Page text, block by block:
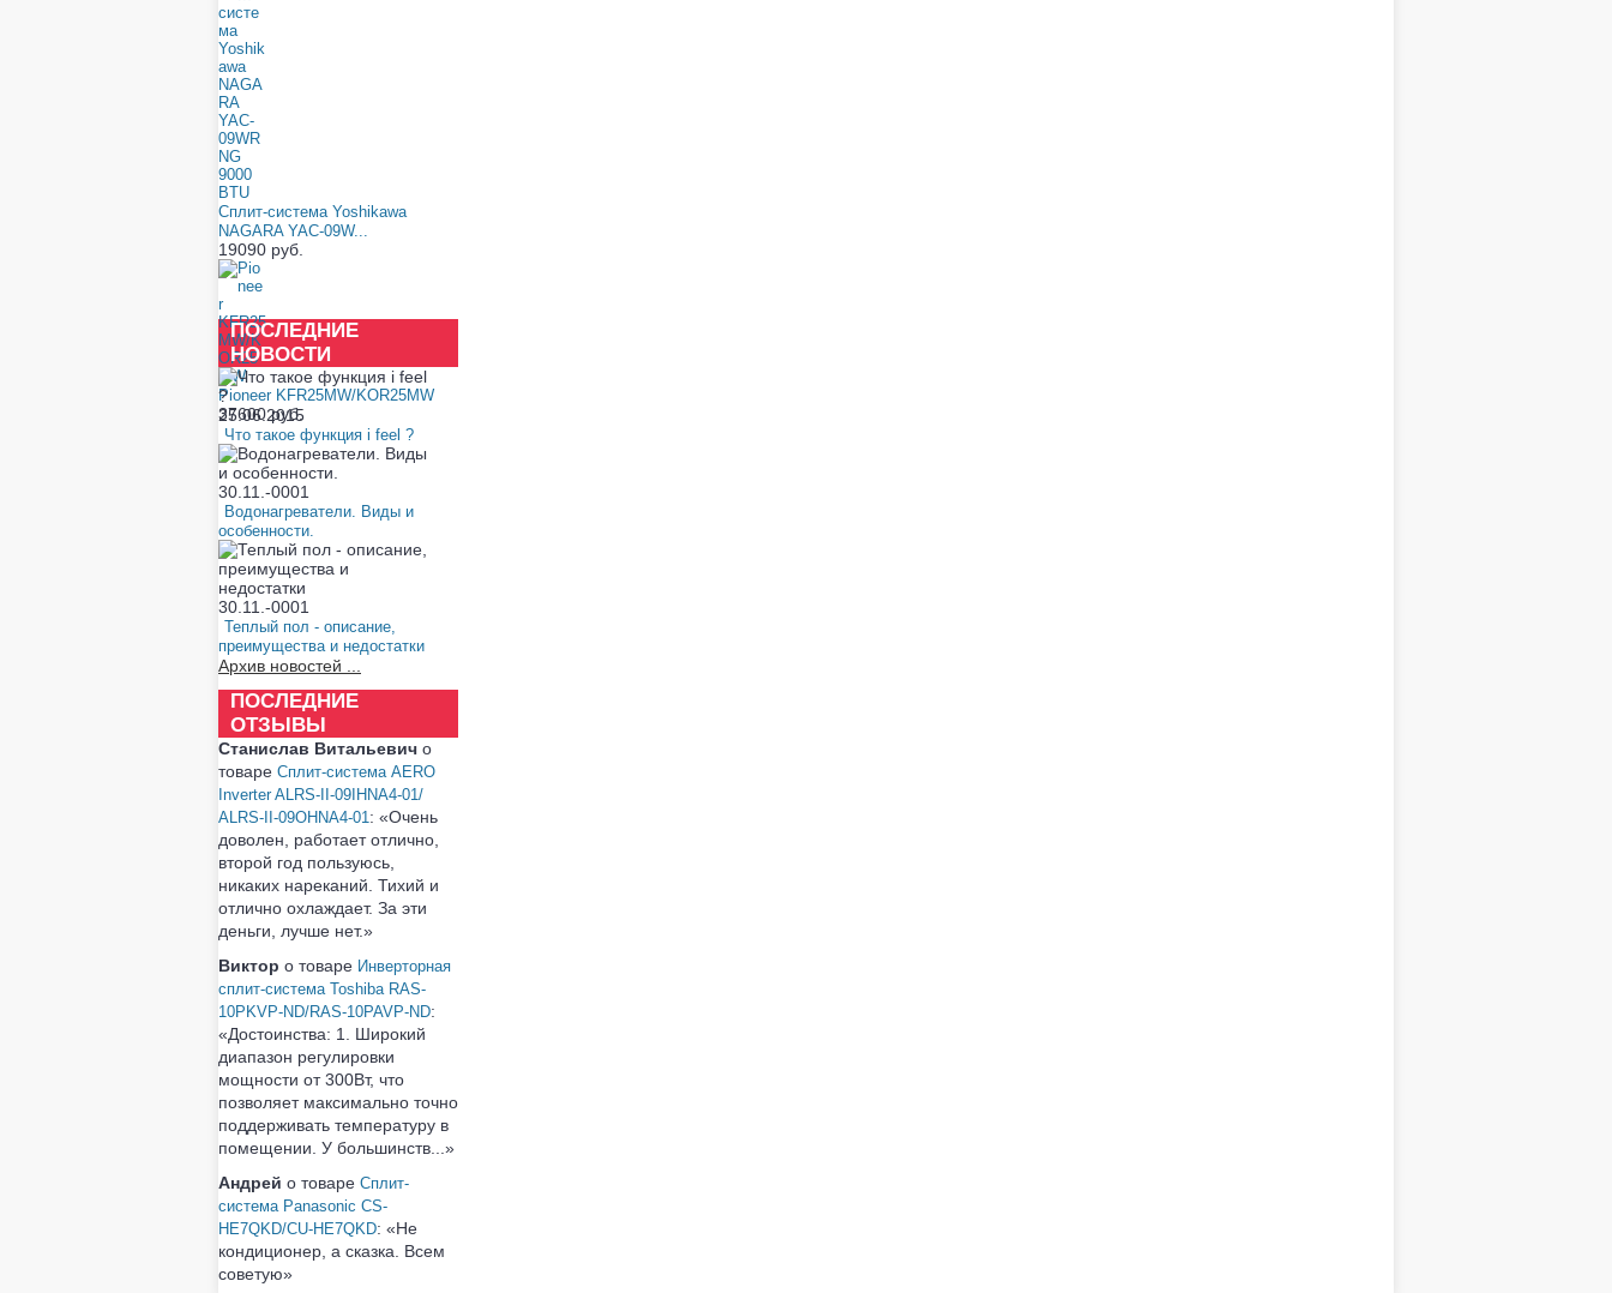
Сплит-система Yoshikawa
NAGARA YAC-09W...
19090 руб.
Pioneer KFR25MW/KOR25MW
37600 руб.
ПОСЛЕДНИЕ
НОВОСТИ
25.06.2015
Что такое функция i feel ?
30.11.-0001
Водонагреватели. Виды и
особенности.
30.11.-0001
Теплый пол - описание,
преимущества и недостатки
Архив новостей ...
ПОСЛЕДНИЕ
ОТЗЫВЫ
Станислав Витальевич о
товаре Сплит-система AERO
Inverter ALRS-II-09IHNA4-01/
ALRS-II-09OHNA4-01: «Очень
доволен, работает отлично,
второй год пользуюсь,
никаких нареканий. Тихий и
отлично охлаждает. За эти
деньги, лучше нет.»
Виктор о товаре Инверторная
сплит-система Toshiba RAS-
10PKVP-ND/RAS-10PAVP-ND:
«Достоинства: 1. Широкий
диапазон регулировки
мощности от 300Вт, что
позволяет максимально точно
поддерживать температуру в
помещении. У большинств...»
Андрей о товаре Сплит-
система Panasonic CS-
HE7QKD/CU-HE7QKD: «Не
кондиционер, а сказка. Всем
советую»